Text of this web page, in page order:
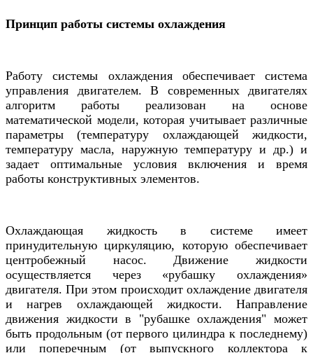
Принцип работы системы охлаждения
Работу системы охлаждения обеспечивает система
управления двигателем. В современных двигателях
алгоритм работы реализован на основе
математической модели, которая учитывает различные
параметры (температуру охлаждающей жидкости,
температуру масла, наружную температуру и др.) и
задает оптимальные условия включения и время
работы конструктивных элементов.
Охлаждающая жидкость в системе имеет
принудительную циркуляцию, которую обеспечивает
центробежный насос. Движение жидкости
осуществляется через «рубашку охлаждения»
двигателя. При этом происходит охлаждение двигателя
и нагрев охлаждающей жидкости. Направление
движения жидкости в "рубашке охлаждения" может
быть продольным (от первого цилиндра к последнему)
или поперечным (от выпускного коллектора к